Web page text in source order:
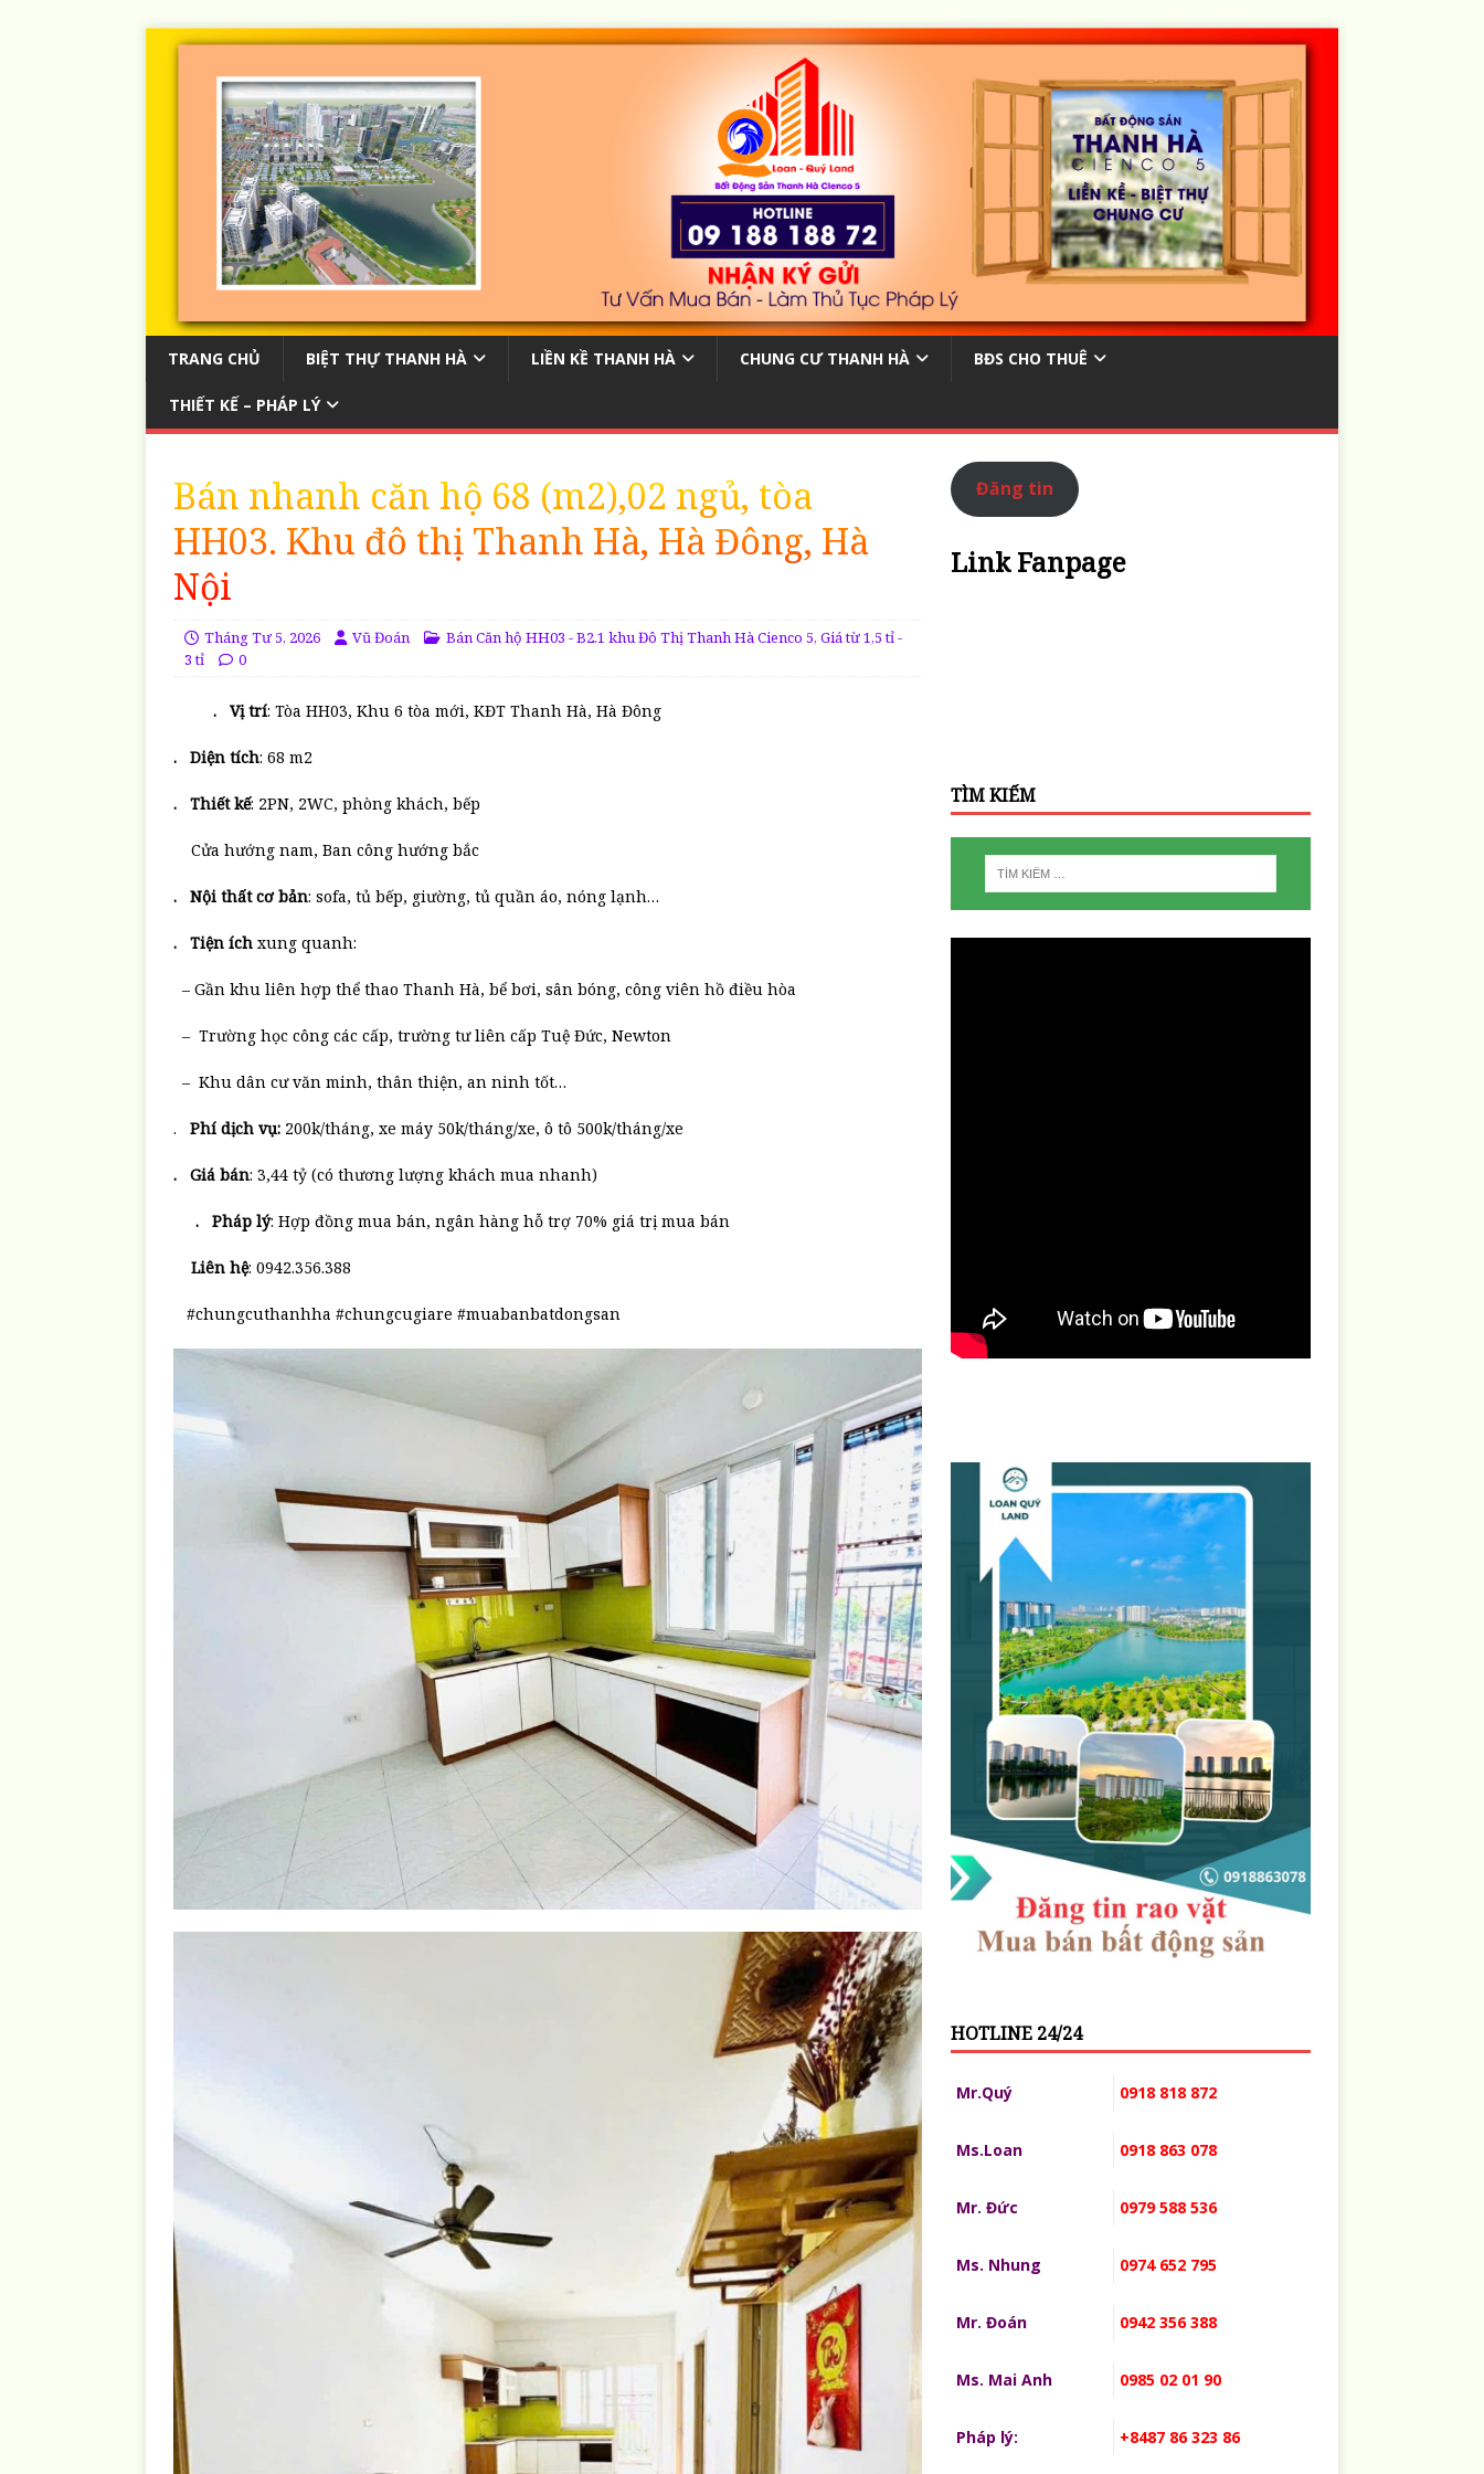
TRANG CHỦ BIỆT THỰ THANH HÀ LIỀN KỀ THANH HÀ CHUNG CƯ THANH HÀ BĐS CHO THUÊ
THIẾT KẾ – PHÁP LÝ
Bán nhanh căn hộ 68 (m2),02 ngủ, tòa
HH03. Khu đô thị Thanh Hà, Hà Đông, Hà
Nội
Tháng Tư 5, 2026 Vũ Đoán Bán Căn hộ HH03 - B2.1 khu Đô Thị Thanh Hà Cienco 5, Giá từ 1,5 tỉ -
3 tỉ
0
. Vị trí: Tòa HH03, Khu 6 tòa mới, KĐT Thanh Hà, Hà Đông
. Diện tích: 68 m2
. Thiết kế: 2PN, 2WC, phòng khách, bếp
Cửa hướng nam, Ban công hướng bắc
. Nội thất cơ bản: sofa, tủ bếp, giường, tủ quần áo, nóng lạnh…
. Tiện ích xung quanh:
– Gần khu liên hợp thể thao Thanh Hà, bể bơi, sân bóng, công viên hồ điều hòa
– Trường học công các cấp, trường tư liên cấp Tuệ Đức, Newton
– Khu dân cư văn minh, thân thiện, an ninh tốt…
. Phí dịch vụ: 200k/tháng, xe máy 50k/tháng/xe, ô tô 500k/tháng/xe
. Giá bán: 3,44 tỷ (có thương lượng khách mua nhanh)
. Pháp lý: Hợp đồng mua bán, ngân hàng hỗ trợ 70% giá trị mua bán
Liên hệ: 0942.356.388
#chungcuthanhha #chungcugiare #muabanbatdongsan
Đăng tin
Link Fanpage
TÌM KIẾM
HOTLINE 24/24
Mr.Quý 0918 818 872
Ms.Loan 0918 863 078
Mr. Đức 0979 588 536
Ms. Nhung 0974 652 795
Mr. Đoán 0942 356 388
Ms. Mai Anh 0985 02 01 90
Pháp lý: +8487 86 323 86